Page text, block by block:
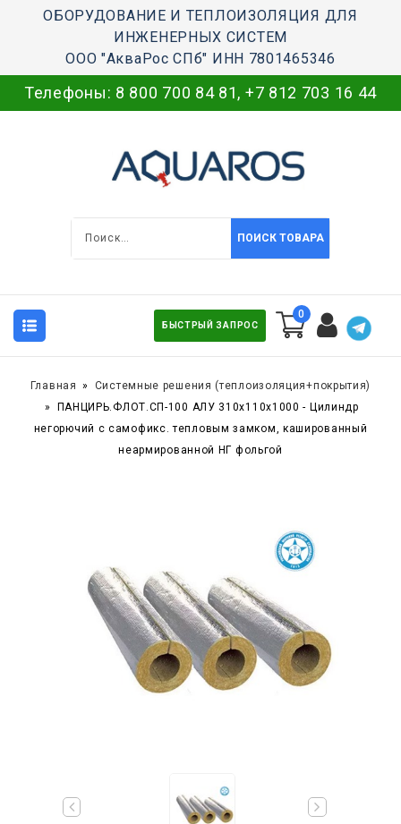
ОБОРУДОВАНИЕ И ТЕПЛОИЗОЛЯЦИЯ ДЛЯ
ИНЖЕНЕРНЫХ СИСТЕМ
ООО "АкваРос СПб" ИНН 7801465346
Телефоны: 8 800 700 84 81, +7 812 703 16 44
ПОИСК ТОВАРА
БЫСТРЫЙ ЗАПРОС
0
Главная
Системные решения (теплоизоляция+покрытия)
ПАНЦИРЬ.ФЛОТ.СП-100 АЛУ 310x110x1000 - Цилиндр
негорючий c самофикс. тепловым замком, кашированный
неармированной НГ фольгой